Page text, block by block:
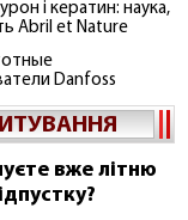
і кератин: наука,
Abril et Nature
Danfoss
вже літню